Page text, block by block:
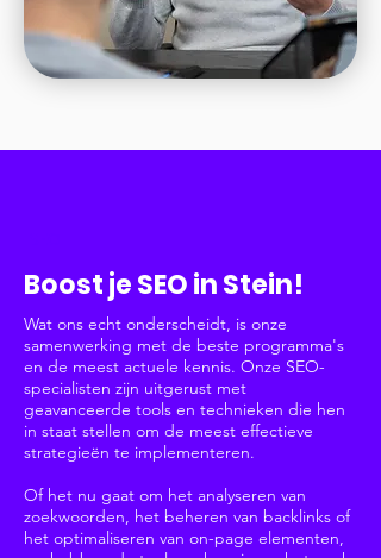
Boost je SEO in Stein!
Wat ons echt onderscheidt, is onze
samenwerking met de beste programma's
en de meest actuele kennis. Onze SEO-
specialisten zijn uitgerust met
geavanceerde tools en technieken die hen
in staat stellen om de meest effectieve
strategieën te implementeren.
Of het nu gaat om het analyseren van
zoekwoorden, het beheren van backlinks of
het optimaliseren van on-page elementen,